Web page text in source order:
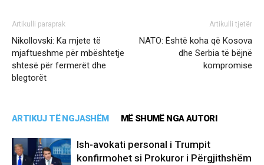
Artikulli paraprak
Nikollovski: Ka mjete të
mjaftueshme për mbështetje
shtesë për fermerët dhe
blegtorët
Artikulli tjetër
NATO: Është koha që Kosova
dhe Serbia të bëjnë
kompromise
ARTIKUJ TË NGJASHËM MË SHUMË NGA AUTORI
Ish-avokati personal i Trumpit
konfirmohet si Prokuror i Përgjithshëm